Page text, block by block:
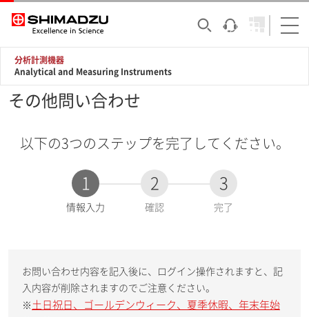
分析計測機器
Analytical and Measuring Instruments
その他問い合わせ
以下の3つのステップを完了してください。
1
現
情報入力
2
確認
3
完了
お問い合わせ内容を記入後に、ログイン操作されますと、記
入内容が削除されますのでご注意ください。
※ 土日祝日、ゴールデンウィーク、夏季休暇、年末年始